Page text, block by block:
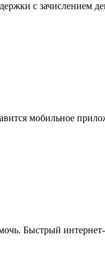
с зачислением
мобильное
Быстрый